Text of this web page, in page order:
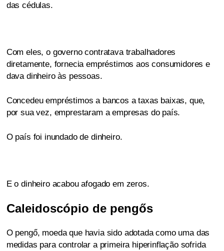
das cédulas.
Com eles, o governo contratava trabalhadores
diretamente, fornecia empréstimos aos consumidores e
dava dinheiro às pessoas.
Concedeu empréstimos a bancos a taxas baixas, que,
por sua vez, emprestaram a empresas do país.
O país foi inundado de dinheiro.
E o dinheiro acabou afogado em zeros.
Caleidoscópio de pengős
O pengő, moeda que havia sido adotada como uma das
medidas para controlar a primeira hiperinflação sofrida